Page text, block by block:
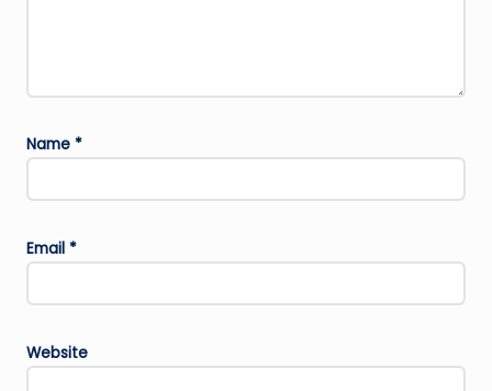
Name *
Email *
Website